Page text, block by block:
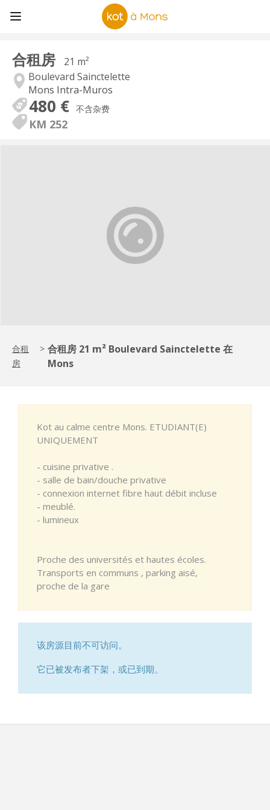
合租房
21 m²
Boulevard Sainctelette
Mons Intra-Muros
480 € 不含杂费
KM 252
合租
房
> 合租房 21 m² Boulevard Sainctelette 在
Mons
Kot au calme centre Mons. ETUDIANT(E)
UNIQUEMENT
- cuisine privative .
- salle de bain/douche privative
- connexion internet fibre haut débit incluse
- meublé.
- lumineux
Proche des universités et hautes écoles.
Transports en communs , parking aisé,
proche de la gare
该房源目前不可访问。
它已被发布者下架，或已到期。